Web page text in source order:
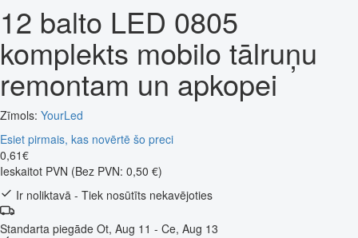
12 balto LED 0805
komplekts mobilo tālruņu
remontam un apkopei
Zīmols: YourLed
Esiet pirmais, kas novērtē šo preci
0,61€
Ieskaitot PVN (Bez PVN: 0,50 €)
Ir noliktavā - Tiek nosūtīts nekavējoties
Standarta piegāde Ot, Aug 11 - Ce, Aug 13